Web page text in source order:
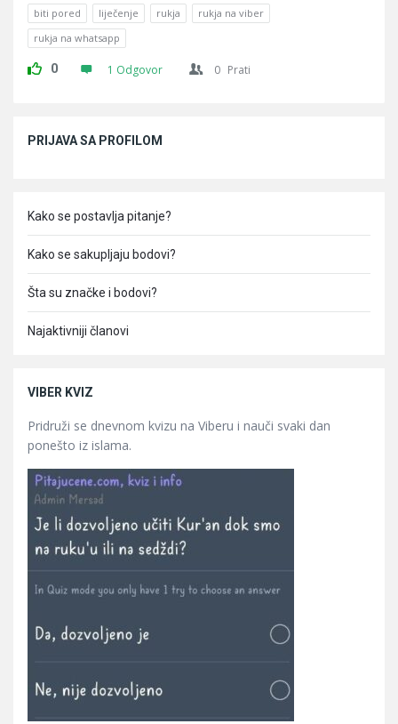
biti pored liječenje rukja
rukja na viber
rukja na whatsapp
0 1 Odgovor 0 Prati
PRIJAVA SA PROFILOM
Kako se postavlja pitanje?
Kako se sakupljaju bodovi?
Šta su značke i bodovi?
Najaktivniji članovi
VIBER KVIZ
Pridruži se dnevnom kvizu na Viberu i nauči svaki dan
ponešto iz islama.